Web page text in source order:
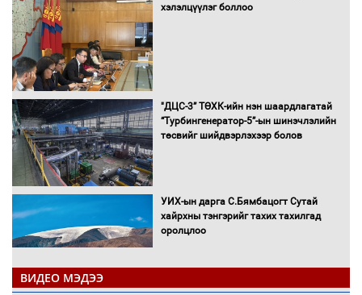
хэлэлцүүлэг боллоо
"ДЦС-3” ТӨХК-ийн нэн шаардлагатай
“Турбингенератор-5”-ын шинэчлэлийн
төсвийг шийдвэрлэхээр болов
УИХ-ын дарга С.Бямбацогт Сутай
хайрхны тэнгэрийг тахих тахилгад
оролцлоо
ВИДЕО МЭДЭЭ